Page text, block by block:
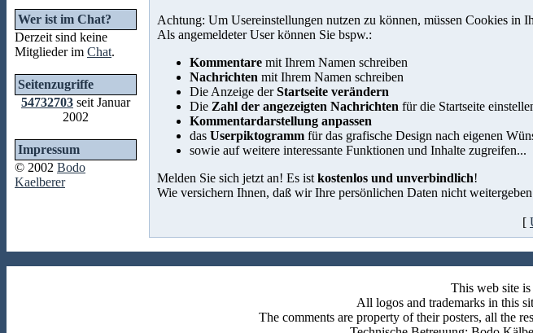
Wer ist im Chat?
Derzeit sind keine
Mitglieder im Chat.
Seitenzugriffe
54732703 seit Januar
2002
Impressum
© 2002 Bodo
Kaelberer
Achtung: Um Usereinstellungen nutzen zu können, müssen Cookies in
Als angemeldeter User können Sie bspw.:
Kommentare mit Ihrem Namen schreiben
Nachrichten mit Ihrem Namen schreiben
Die Anzeige derStartseite verändern
Die Zahl der angezeigten Nachrichten für die Startseite
Kommentardarstellung anpassen
das Userpiktogramm für das grafische Design nach eigenen
sowie auf weitere interessante Funktionen und Inhalte zugreifen...
Melden Sie sich jetzt an! Es ist kostenlos und unverbindlich!
Wie versichern Ihnen, daß wir Ihre persönlichen Daten nicht
[
This web site
All logos and trademarks in this
The comments are property of their posters, all the